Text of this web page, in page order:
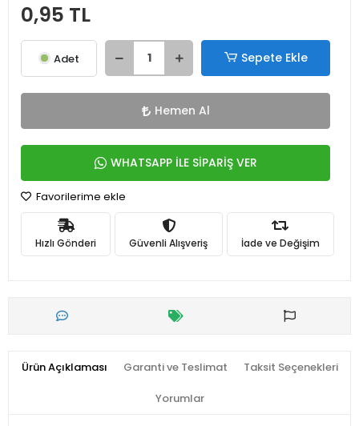
0,95 TL
Adet Sepete Ekle
Hemen Al
WHATSAPP İLE SİPARİŞ VER
Favorilerime ekle
Hızlı Gönderi Güvenli Alışveriş İade ve Değişim
Ürün Açıklaması Garanti ve Teslimat Taksit Seçenekleri
Yorumlar